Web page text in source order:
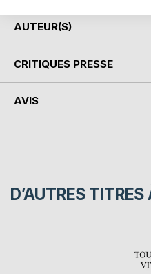
AUTEUR(S)
CRITIQUES PRESSE
AVIS
D’AUTRES